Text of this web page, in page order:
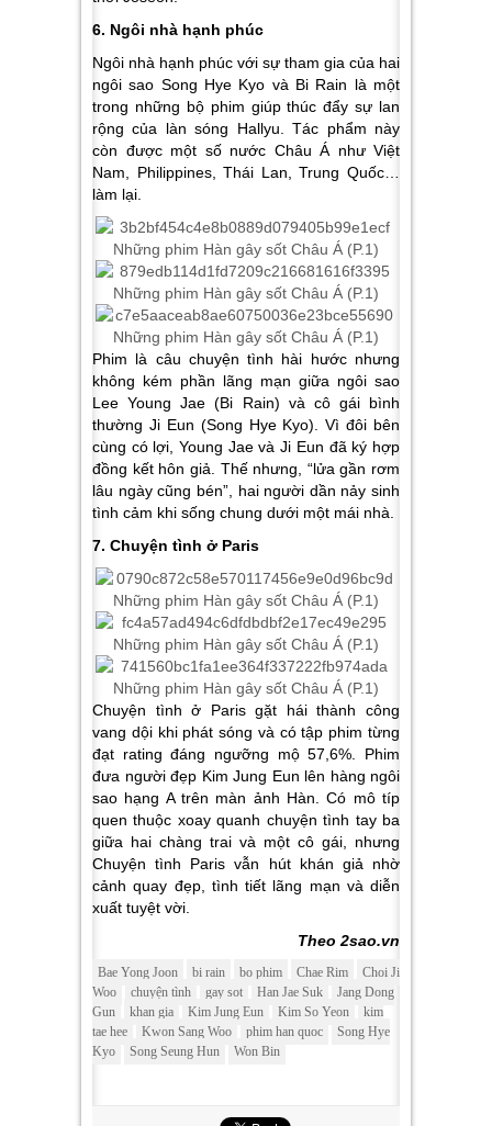
6. Ngôi nhà hạnh phúc
Ngôi nhà hạnh phúc với sự tham gia của hai
ngôi sao Song Hye Kyo và Bi Rain là một
trong những bộ phim giúp thúc đẩy sự lan
rộng của làn sóng Hallyu. Tác phẩm này
còn được một số nước Châu Á như Việt
Nam, Philippines, Thái Lan, Trung Quốc…
làm lại.
Phim là câu chuyện tình hài hước nhưng
không kém phần lãng mạn giữa ngôi sao
Lee Young Jae (Bi Rain) và cô gái bình
thường Ji Eun (Song Hye Kyo). Vì đôi bên
cùng có lợi, Young Jae và Ji Eun đã ký hợp
đồng kết hôn giả. Thế nhưng, “lửa gần rơm
lâu ngày cũng bén”, hai người dần nảy sinh
tình cảm khi sống chung dưới một mái nhà.
7. Chuyện tình ở Paris
Chuyện tình ở Paris gặt hái thành công
vang dội khi phát sóng và có tập phim từng
đạt rating đáng ngưỡng mộ 57,6%. Phim
đưa người đẹp Kim Jung Eun lên hàng ngôi
sao hạng A trên màn ảnh Hàn. Có mô típ
quen thuộc xoay quanh chuyện tình tay ba
giữa hai chàng trai và một cô gái, nhưng
Chuyện tình Paris vẫn hút khán giả nhờ
cảnh quay đẹp, tình tiết lãng mạn và diễn
xuất tuyệt vời.
Theo 2sao.vn
Bae Yong Joon bi rain bo phim Chae Rim
Choi Ji
Woo
chuyện tình gay sot Han Jae Suk
Jang Dong
Gun
khan gia Kim Jung Eun Kim So Yeon
kim
tae hee
Kwon Sang Woo phim han quoc
Song Hye
Kyo
Song Seung Hun Won Bin